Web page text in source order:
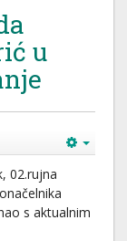
u
02.rujna
s aktualnim